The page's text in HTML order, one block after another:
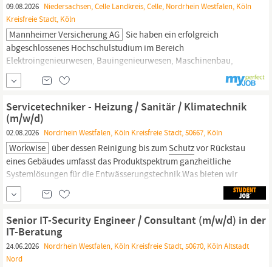
09.08.2026 Niedersachsen, Celle Landkreis, Celle, Nordrhein Westfalen, Köln
Kreisfreie Stadt, Köln
Mannheimer Versicherung AG Sie haben ein erfolgreich
abgeschlossenes Hochschulstudium im Bereich
Elektroingenieurwesen, Bauingenieurwesen, Maschinenbau,
Architektur,
Sicherheitstechnik,
Wirtschaftsingenieurwesen oder
eine vergleichbare technische Qualifikation. Erfahrungen : Sie
bringen praktische Erfahrung in der risikotechnischen Bewertung
industrieller Prozesse/Sachrisiken...
Servicetechniker - Heizung / Sanitär / Klimatechnik
(m/w/d)
02.08.2026 Nordrhein Westfalen, Köln Kreisfreie Stadt, 50667, Köln
Workwise über dessen Reinigung bis zum Schutzvor Rückstau
eines Gebäudes umfasst das Produktspektrum ganzheitliche
Systemlösungen für die Entwässerungstechnik.Was bieten wir
Ihnen?Umfassende Sozial-, Versicherungs- und
Gesundheitsleistungen: Wir kümmern uns um Ihr Wohlbefinden
mit umfassenden Leistungen für Ihre soziale
und...
Senior IT-Security Engineer / Consultant (m/w/d) in der
IT-Beratung
24.06.2026 Nordrhein Westfalen, Köln Kreisfreie Stadt, 50670, Köln Altstadt
Nord